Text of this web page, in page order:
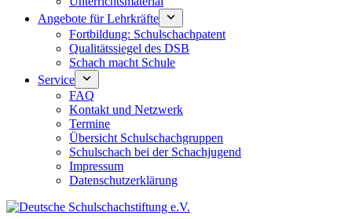
Angebote für Lehrkräfte
Fortbildung: Schulschachpatent
Qualitätssiegel des DSB
Schach macht Schule
Service
FAQ
Kontakt und Netzwerk
Termine
Übersicht Schulschachgruppen
Schulschach bei der Schachjugend
Impressum
Datenschutzerklärung